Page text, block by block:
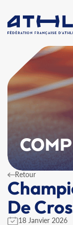
Retour
De
18 Janvier 2026